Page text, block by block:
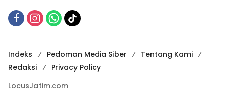
Indeks Pedoman Media Siber
Tentang Kami
Redaksi
Privacy Policy
LocusJatim.com